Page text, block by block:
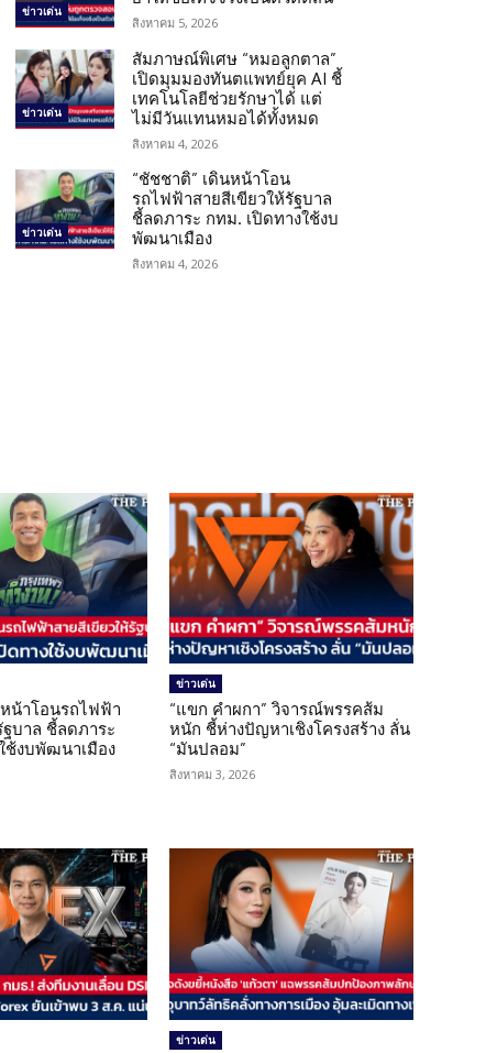
ข่าวเด่น
สิงหาคม 5, 2026
ข่าวเด่น
สัมภาษณ์พิเศษ “หมอลูกตาล”
เปิดมุมมองทันตแพทย์ยุค AI ชี้
เทคโนโลยีช่วยรักษาได้ แต่
ไม่มีวันแทนหมอได้ทั้งหมด
สิงหาคม 4, 2026
ข่าวเด่น
“ชัชชาติ” เดินหน้าโอน
รถไฟฟ้าสายสีเขียวให้รัฐบาล
ชี้ลดภาระ กทม. เปิดทางใช้งบ
พัฒนาเมือง
สิงหาคม 4, 2026
น้าโอนรถไฟฟ้า
ฐบาล ชี้ลดภาระ
ช้งบพัฒนาเมือง
ข่าวเด่น
“แขก คำผกา” วิจารณ์พรรคส้ม
หนัก ชี้ห่างปัญหาเชิงโครงสร้าง ลั่น
“มันปลอม”
สิงหาคม 3, 2026
ข่าวเด่น